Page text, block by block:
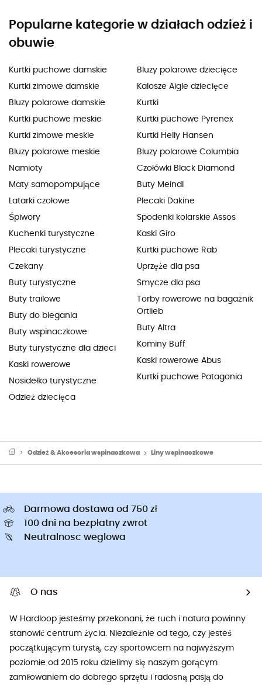
Popularne kategorie w działach odzież i
obuwie
Kurtki puchowe damskie
Kurtki zimowe damskie
Bluzy polarowe damskie
Kurtki puchowe meskie
Kurtki zimowe meskie
Bluzy polarowe meskie
Namioty
Maty samopompujące
Latarki czołowe
Śpiwory
Kuchenki turystyczne
Plecaki turystyczne
Czekany
Buty turystyczne
Buty trailowe
Buty do biegania
Buty wspinaczkowe
Buty turystyczne dla dzieci
Kaski rowerowe
Nosidełko turystyczne
Odzież dziecięca
Bluzy polarowe dziecięce
Kalosze Aigle dziecięce
Kurtki
Kurtki puchowe Pyrenex
Kurtki Helly Hansen
Bluzy polarowe Columbia
Czołówki Black Diamond
Buty Meindl
Plecaki Dakine
Spodenki kolarskie Assos
Kaski Giro
Kurtki puchowe Rab
Uprzęże dla psa
Smycze dla psa
Torby rowerowe na bagażnik
Ortlieb
Buty Altra
Kominy Buff
Kaski rowerowe Abus
Kurtki puchowe Patagonia
Odzież & Akcesoria wspinaczkowa Liny wspinaczkowe
Darmowa dostawa od 750 zł
100 dni na bezpłatny zwrot
Neutralnosc weglowa
O nas
W Hardloop jesteśmy przekonani, że ruch i natura powinny
stanowić centrum życia. Niezależnie od tego, czy jesteś
początkującym turystą, czy sportowcem na najwyższym
poziomie od 2015 roku dzielimy się naszym gorącym
zamiłowaniem do dobrego sprzętu i radosną pasją do